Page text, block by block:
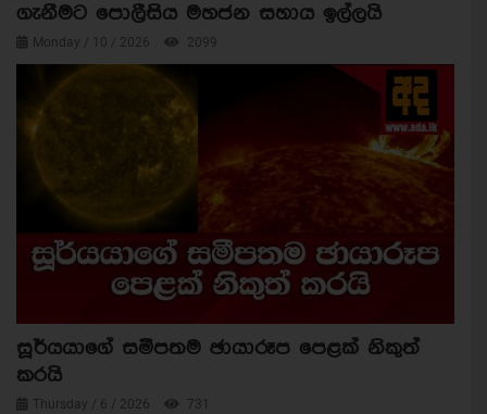
ගැනීමට පොලීසිය මහජන සහාය ඉල්ලයි
Monday / 10 / 2026 2099
සූර්යයාගේ සමීපතම ඡායාරූප පෙළක් නිකුත්
කරයි
Thursday / 6 / 2026 731